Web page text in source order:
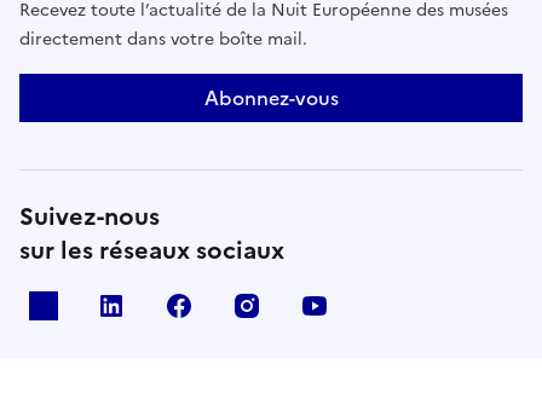
Recevez toute l’actualité de la Nuit Européenne des musées
directement dans votre boîte mail.
Abonnez-vous
Suivez-nous
sur les réseaux sociaux
Linkedin Facebook Instagram